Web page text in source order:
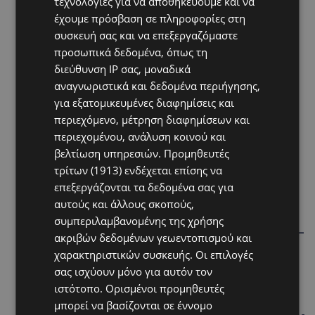
Hot this week
ΓΕΝΕΘΛΙΟΣ ΗΜΕΡΑ: Η ηλικία είναι μόνο ένας αριθμός –
Οι άνθρωποι και οι στιγμές είναι η πραγματική μας
ιστορία
STORIES
ΕΛΕΝΑ ΑΝΤΩΝΙΑΔΟΥ: Αγώνας ζωής για τη 37χρονη
έχουμε πρόσβαση σε πληροφορίες στη
συσκευή σας και να επεξεργαζόμαστε
προσωπικά δεδομένα, όπως τη
διεύθυνση IP σας, μοναδικά
αναγνωριστικά και δεδομένα περιήγησης,
για εξατομικευμένες διαφημίσεις και
περιεχόμενο, μέτρηση διαφημίσεων και
περιεχομένου, ανάλυση κοινού και
βελτίωση υπηρεσιών. Προμηθευτές
τρίτων (1913) ενδέχεται επίσης να
επεξεργάζονται τα δεδομένα σας για
αυτούς και άλλους σκοπούς,
συμπεριλαμβανομένης της χρήσης
ακριβών δεδομένων γεωεντοπισμού και
χαρακτηριστικών συσκευής. Οι επιλογές
σας ισχύουν μόνο για αυτόν τον
ιστότοπο. Ορισμένοι προμηθευτές
μπορεί να βασίζονται σε έννομο